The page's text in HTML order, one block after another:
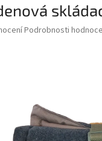
Podrobnosti